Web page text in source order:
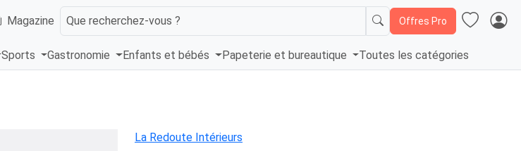
Magazine Que recherchez-vous ? Offres Pro
Sports Gastronomie Enfants et bébés Papeterie et bureautique Toutes les catégories
La Redoute Intérieurs